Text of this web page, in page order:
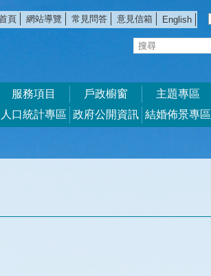
頁 網站導覽 常見問答 意見信箱 English
服務項目 戶政櫥窗 主題專區
人口統計專區 政府公開資訊 結婚佈景專區